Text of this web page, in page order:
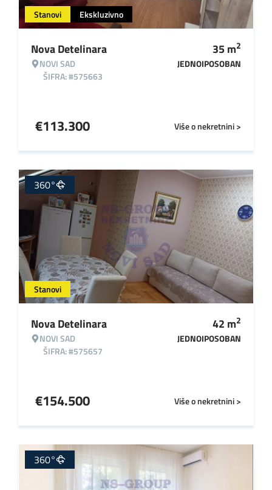
Stanovi Ekskluzivno
Nova Detelinara
NOVI SAD
ŠIFRA: #575663
35m2
JEDNOIPOSOBAN
Više o nekretnini >
€113.300
Stanovi
360°
Nova Detelinara
NOVI SAD
ŠIFRA: #575657
42 m2
JEDNOIPOSOBAN
Više o nekretnini >
€154.500
360°